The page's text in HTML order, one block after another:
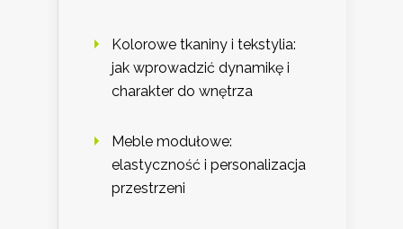
Kolorowe tkaniny i tekstylia:
jak wprowadzić dynamikę i
charakter do wnętrza
Meble modułowe:
elastyczność i personalizacja
przestrzeni